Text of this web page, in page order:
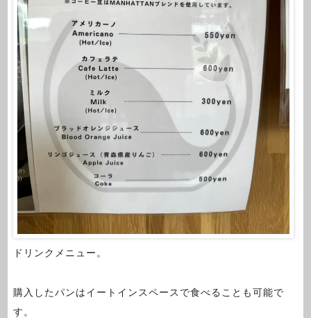
ドリンクメニュー。
購入したパンはイートインスペースで食べることも可能で
す。